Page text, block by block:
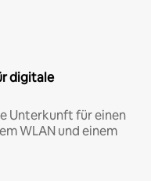
digitale
Unterkunft für einen
WLAN und einem